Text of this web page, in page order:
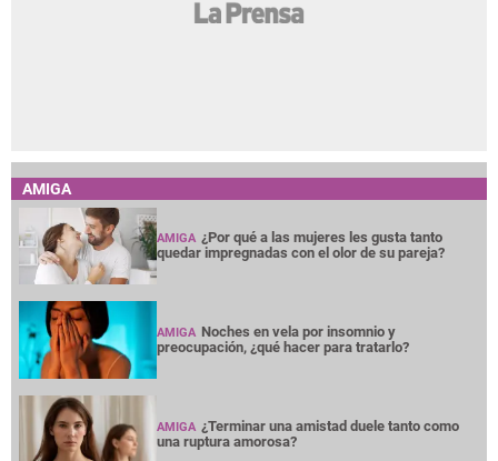
AMIGA
AMIGA ¿Por qué a las mujeres les gusta tanto
quedar impregnadas con el olor de su pareja?
AMIGA Noches en vela por insomnio y
preocupación, ¿qué hacer para tratarlo?
AMIGA ¿Terminar una amistad duele tanto como
una ruptura amorosa?